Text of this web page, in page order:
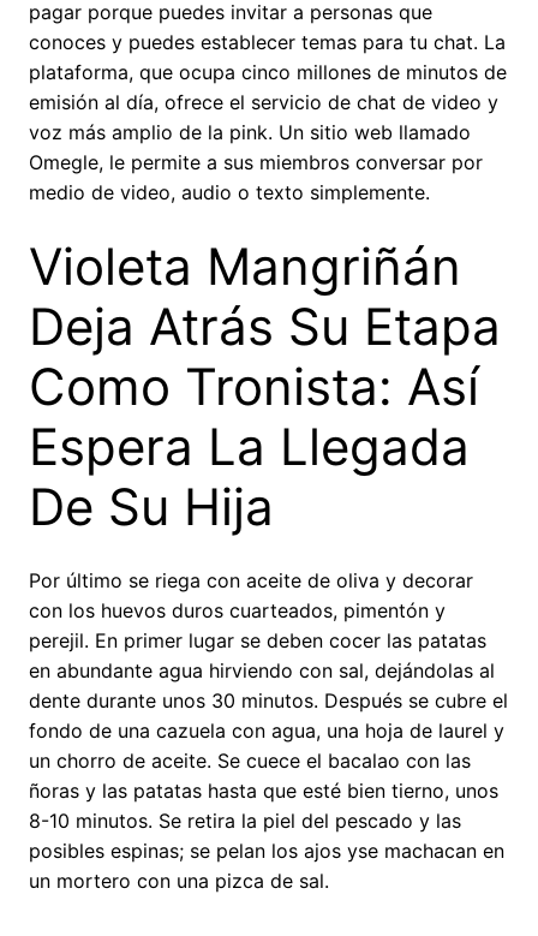
pagar porque puedes invitar a personas que
conoces y puedes establecer temas para tu chat. La
plataforma, que ocupa cinco millones de minutos de
emisión al día, ofrece el servicio de chat de video y
voz más amplio de la pink. Un sitio web llamado
Omegle, le permite a sus miembros conversar por
medio de video, audio o texto simplemente.
Violeta Mangriñán
Deja Atrás Su Etapa
Como Tronista: Así
Espera La Llegada
De Su Hija
Por último se riega con aceite de oliva y decorar
con los huevos duros cuarteados, pimentón y
perejil. En primer lugar se deben cocer las patatas
en abundante agua hirviendo con sal, dejándolas al
dente durante unos 30 minutos. Después se cubre el
fondo de una cazuela con agua, una hoja de laurel y
un chorro de aceite. Se cuece el bacalao con las
ñoras y las patatas hasta que esté bien tierno, unos
8-10 minutos. Se retira la piel del pescado y las
posibles espinas; se pelan los ajos yse machacan en
un mortero con una pizca de sal.